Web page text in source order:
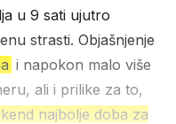
u 9 sati ujutro
strasti. Objašnjenje
i napokon malo više
ali i prilike za to,
najbolje doba za